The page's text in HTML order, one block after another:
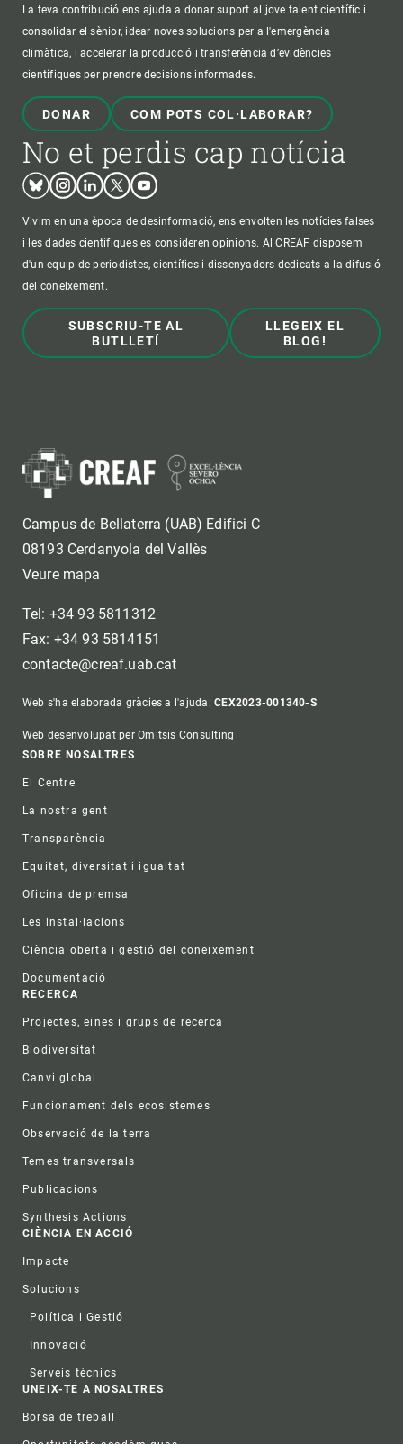
La teva contribució ens ajuda a donar suport al jove talent científic i
consolidar el sènior, idear noves solucions per a l'emergència
climàtica, i accelerar la producció i transferència d’evidències
científiques per prendre decisions informades.
DONAR COM POTS COL·LABORAR?
No et perdis cap notícia
BlueskyInstagram
LinkedinTwitterYoutube
Vivim en una època de desinformació, ens envolten les notícies falses
i les dades científiques es consideren opinions. Al CREAF disposem
d'un equip de periodistes, científics i dissenyadors dedicats a la difusió
del coneixement.
SUBSCRIU-TE AL
BUTLLETÍ
LLEGEIX EL
BLOG!
Campus de Bellaterra (UAB) Edifici C
08193 Cerdanyola del Vallès
Veure mapa
Tel: +34 93 5811312
Fax: +34 93 5814151
contacte@creaf.uab.cat
Web s'ha elaborada gràcies a l'ajuda:CEX2023-001340-S
Web desenvolupat per Omitsis Consulting
Footer
SOBRE NOSALTRES
El Centre
La nostra gent
Transparència
Equitat, diversitat i igualtat
Oficina de premsa
Les instal·lacions
Ciència oberta i gestió del coneixement
Documentació
RECERCA
Projectes, eines i grups de recerca
Biodiversitat
Canvi global
Funcionament dels ecosistemes
Observació de la terra
Temes transversals
Publicacions
Synthesis Actions
CIÈNCIA EN ACCIÓ
Impacte
Solucions
Política i Gestió
Innovació
Serveis tècnics
UNEIX-TE A NOSALTRES
Borsa de treball